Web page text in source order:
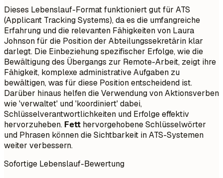
Dieses Lebenslauf-Format funktioniert gut für ATS
(Applicant Tracking Systems), da es die umfangreiche
Erfahrung und die relevanten Fähigkeiten von Laura
Johnson für die Position der Abteilungssekretärin klar
darlegt. Die Einbeziehung spezifischer Erfolge, wie die
Bewältigung des Übergangs zur Remote-Arbeit, zeigt ihre
Fähigkeit, komplexe administrative Aufgaben zu
bewältigen, was für diese Position entscheidend ist.
Darüber hinaus helfen die Verwendung von Aktionsverben
wie 'verwaltet' und 'koordiniert' dabei,
Schlüsselverantwortlichkeiten und Erfolge effektiv
hervorzuheben. Fett hervorgehobene Schlüsselwörter
und Phrasen können die Sichtbarkeit in ATS-Systemen
weiter verbessern.
Sofortige Lebenslauf-Bewertung